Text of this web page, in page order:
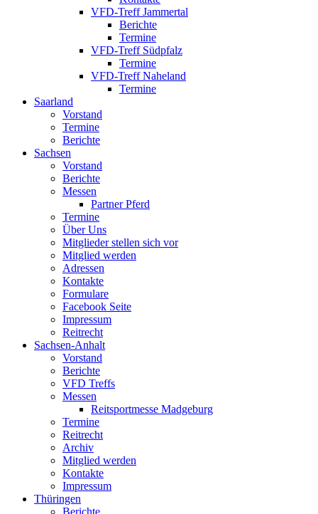
VFD-Treff Jammertal
Berichte
Termine
VFD-Treff Südpfalz
Termine
VFD-Treff Naheland
Termine
Saarland
Vorstand
Termine
Berichte
Sachsen
Vorstand
Berichte
Messen
Partner Pferd
Termine
Über Uns
Mitglieder stellen sich vor
Mitglied werden
Adressen
Kontakte
Formulare
Facebook Seite
Impressum
Reitrecht
Sachsen-Anhalt
Vorstand
Berichte
VFD Treffs
Messen
Reitsportmesse Madgeburg
Termine
Reitrecht
Archiv
Mitglied werden
Kontakte
Impressum
Thüringen
Berichte